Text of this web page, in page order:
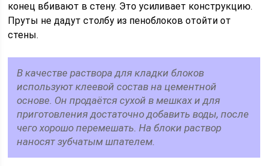
конец вбивают в стену. Это усиливает конструкцию.
Пруты не дадут столбу из пеноблоков отойти от
стены.
В качестве раствора для кладки блоков
используют клеевой состав на цементной
основе. Он продаётся сухой в мешках и для
приготовления достаточно добавить воды, после
чего хорошо перемешать. На блоки раствор
наносят зубчатым шпателем.